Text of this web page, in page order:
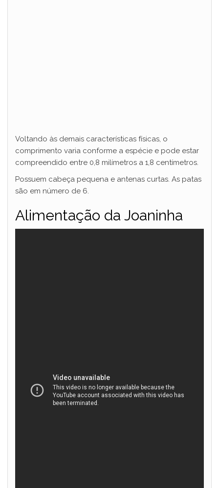
Voltando às demais características físicas, o
comprimento varia conforme a espécie e pode estar
compreendido entre 0,8 milímetros a 1,8 centímetros.
Possuem cabeça pequena e antenas curtas. As patas
são em número de 6.
Alimentação da Joaninha